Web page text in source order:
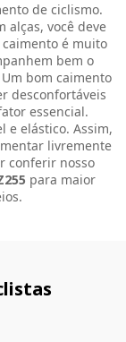
de ciclismo.
alças, você deve
é muito
bem o
bom caimento
desconfortáveis
essencial.
e elástico. Assim,
livremente
conferir nosso
para maior